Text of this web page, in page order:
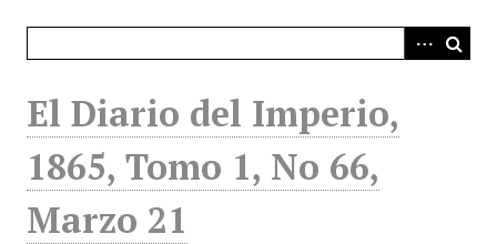
El Diario del Imperio,
1865, Tomo 1, No 66,
Marzo 21